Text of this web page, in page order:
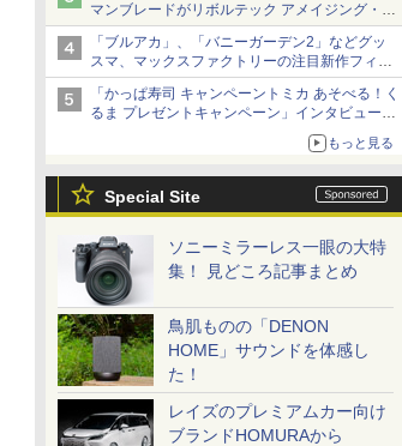
マンブレードがリボルテック アメイジング・ヤ
マグチで商品化決定
「ブルアカ」、「バニーガーデン2」などグッ
スマ、マックスファクトリーの注目新作フィギ
ュアが展示【ホビーメーカー合同展示会】
「かっぱ寿司 キャンペーントミカ あそべる！く
るま プレゼントキャンペーン」インタビュー
子どもが楽しめるかっぱ寿司ならではの体験と
もっと見る
Special Site
ソニーミラーレス一眼の大特
集！ 見どころ記事まとめ
鳥肌ものの「DENON
HOME」サウンドを体感し
た！
レイズのプレミアムカー向け
ブランドHOMURAから